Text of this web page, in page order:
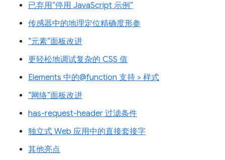
已弃用“停用 JavaScript 示例”
传感器中的地理定位精确度形参
“元素”面板改进
更轻松地调试复杂的 CSS 值
Elements 中的@function 支持 > 样式
“网络”面板改进
has-request-header 过滤条件
独立式 Web 应用中的直接套接字
其他亮点